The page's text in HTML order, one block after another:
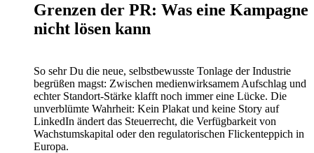
Grenzen der PR: Was eine Kampagne
nicht lösen kann
So sehr Du die neue, selbstbewusste Tonlage der Industrie
begrüßen magst: Zwischen medienwirksamem Aufschlag und
echter Standort-Stärke klafft noch immer eine Lücke. Die
unverblümte Wahrheit: Kein Plakat und keine Story auf
LinkedIn ändert das Steuerrecht, die Verfügbarkeit von
Wachstumskapital oder den regulatorischen Flickenteppich in
Europa.